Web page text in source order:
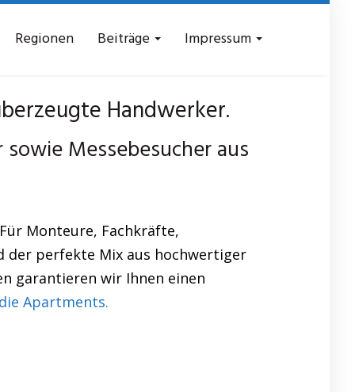
Regionen Beiträge Impressum
Handwerker.
Messebesucher aus
Monteure, Fachkräfte,
der perfekte Mix aus hochwertiger
garantieren wir Ihnen einen
Apartments.